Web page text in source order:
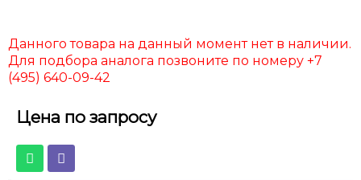
Данного товара на данный момент нет в наличии.
Для подбора аналога позвоните по номеру +7
(495) 640-09-42
Цена по запросу